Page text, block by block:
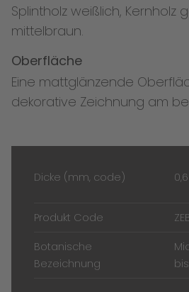
Splintholz weißlich, Kernholz
mittelbraun.
Oberfläche
Eine mattglänzende
dekorative Zeichnung am
Dicke (mm, code)
Produkt Code
Botanische
Bezeichnung